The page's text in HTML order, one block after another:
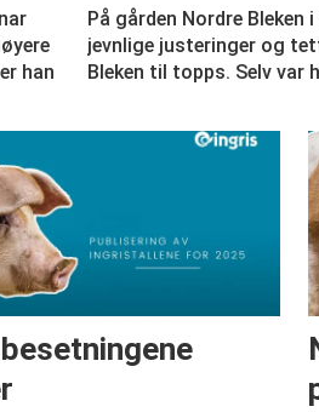
han
På gården Nordre
jevnlige justeringer og
Bleken til topps. Selv var